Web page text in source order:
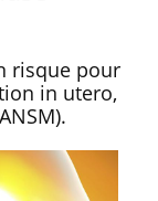
risque pour
in utero,